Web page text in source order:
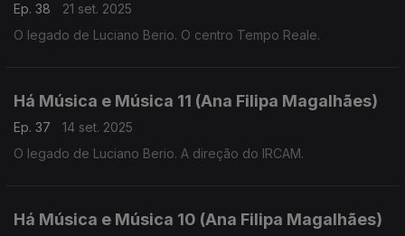
Ep. 38
21 set. 2025
O legado de Luciano Berio. O centro Tempo Reale.
Há Música e Música 11 (Ana Filipa Magalhães)
Ep. 37
14 set. 2025
O legado de Luciano Berio. A direção do IRCAM.
Há Música e Música 10 (Ana Filipa Magalhães)